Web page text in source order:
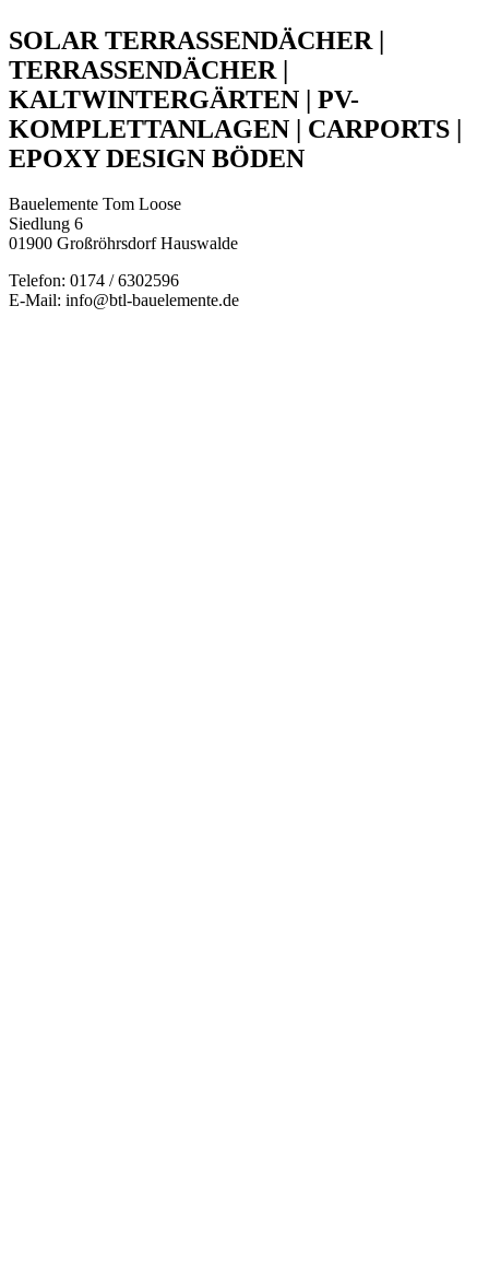
SOLAR TERRASSENDÄCHER |
TERRASSENDÄCHER |
KALTWINTERGÄRTEN | PV-
KOMPLETTANLAGEN | CARPORTS |
EPOXY DESIGN BÖDEN
Bauelemente Tom Loose
Siedlung 6
01900 Großröhrsdorf Hauswalde
Telefon: 0174 / 6302596
E-Mail: info@btl-bauelemente.de